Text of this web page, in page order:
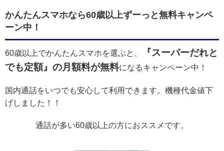
かんたんスマホなら60歳以上ずーっと無料キャンペ
ーン中！
60歳以上でかんたんスマホを選ぶと、
『スーパーだれと
でも定額』の月額料が無料になるキャンペーン中！
国内通話をいつでも安心して利用できます。機種代金値下
げしました！！
通話が多い60歳以上の方におススメです。